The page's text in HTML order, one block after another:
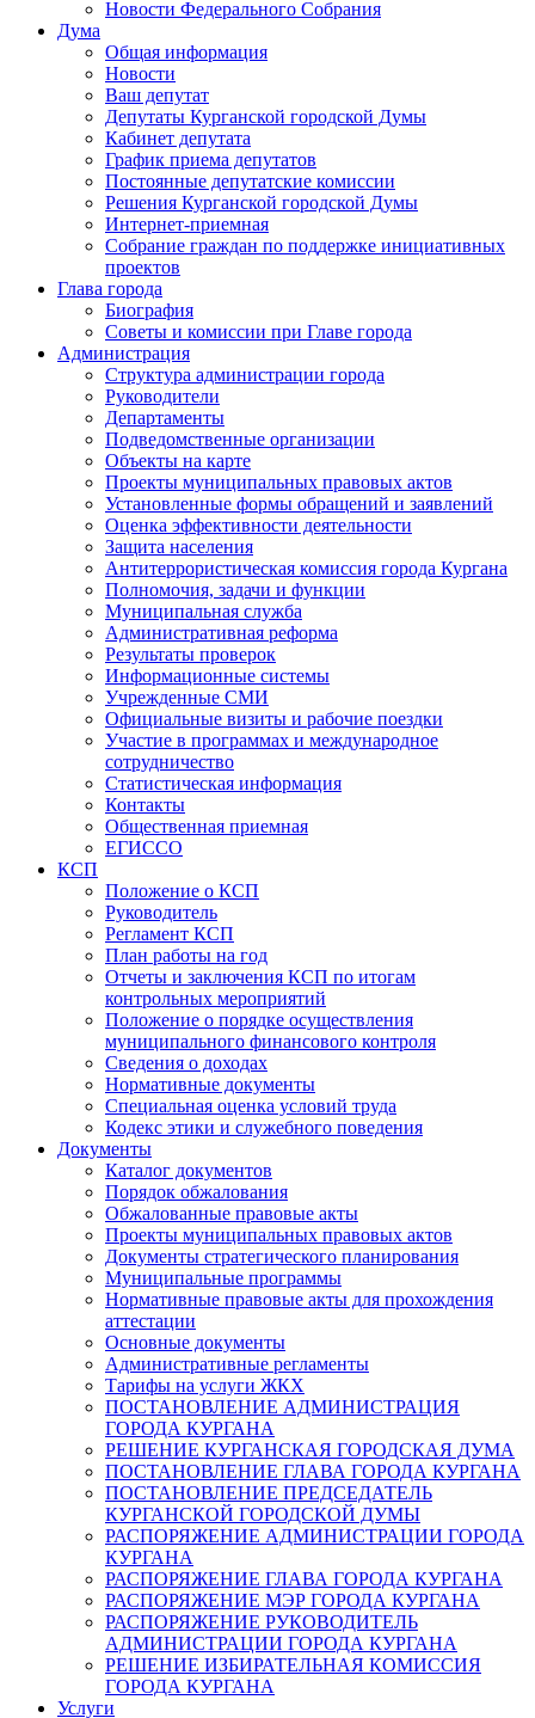
Новости Федерального Cобрания
Дума
Общая информация
Новости
Ваш депутат
Депутаты Курганской городской Думы
Кабинет депутата
График приема депутатов
Постоянные депутатские комиссии
Решения Курганской городской Думы
Интернет-приемная
Собрание граждан по поддержке инициативных
проектов
Глава города
Биография
Советы и комиссии при Главе города
Администрация
Структура администрации города
Руководители
Департаменты
Подведомственные организации
Объекты на карте
Проекты муниципальных правовых актов
Установленные формы обращений и заявлений
Оценка эффективности деятельности
Защита населения
Антитеррористическая комиссия города Кургана
Полномочия, задачи и функции
Муниципальная служба
Административная реформа
Результаты проверок
Информационные системы
Учрежденные СМИ
Официальные визиты и рабочие поездки
Участие в программах и международное
сотрудничество
Статистическая информация
Контакты
Общественная приемная
ЕГИССО
КСП
Положение о КСП
Руководитель
Регламент КСП
План работы на год
Отчеты и заключения КСП по итогам
контрольных мероприятий
Положение о порядке осуществления
муниципального финансового контроля
Сведения о доходах
Нормативные документы
Специальная оценка условий труда
Кодекс этики и служебного поведения
Документы
Каталог документов
Порядок обжалования
Обжалованные правовые акты
Проекты муниципальных правовых актов
Документы стратегического планирования
Муниципальные программы
Нормативные правовые акты для прохождения
аттестации
Основные документы
Административные регламенты
Тарифы на услуги ЖКХ
ПОСТАНОВЛЕНИЕ АДМИНИСТРАЦИЯ
ГОРОДА КУРГАНА
РЕШЕНИЕ КУРГАНСКАЯ ГОРОДСКАЯ ДУМА
ПОСТАНОВЛЕНИЕ ГЛАВА ГОРОДА КУРГАНА
ПОСТАНОВЛЕНИЕ ПРЕДСЕДАТЕЛЬ
КУРГАНСКОЙ ГОРОДСКОЙ ДУМЫ
РАСПОРЯЖЕНИЕ АДМИНИСТРАЦИИ ГОРОДА
КУРГАНА
РАСПОРЯЖЕНИЕ ГЛАВА ГОРОДА КУРГАНА
РАСПОРЯЖЕНИЕ МЭР ГОРОДА КУРГАНА
РАСПОРЯЖЕНИЕ РУКОВОДИТЕЛЬ
АДМИНИСТРАЦИИ ГОРОДА КУРГАНА
РЕШЕНИЕ ИЗБИРАТЕЛЬНАЯ КОМИССИЯ
ГОРОДА КУРГАНА
Услуги